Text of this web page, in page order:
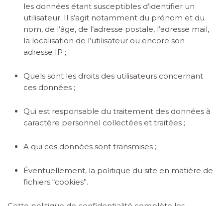
les données étant susceptibles d’identifier un
utilisateur. Il s’agit notamment du prénom et du
nom, de l’âge, de l’adresse postale, l’adresse mail,
la localisation de l’utilisateur ou encore son
adresse IP ;
Quels sont les droits des utilisateurs concernant
ces données ;
Qui est responsable du traitement des données à
caractère personnel collectées et traitées ;
A qui ces données sont transmises ;
Éventuellement, la politique du site en matière de
fichiers “cookies”.